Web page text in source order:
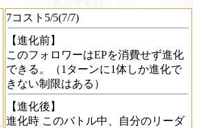
7コスト5/5(7/7)
【進化前】
このフォロワーはEPを消費せず進化
できる。（1ターンに1体しか進化で
きない制限はある）
【進化後】
進化時 このバトル中、自分のリーダ